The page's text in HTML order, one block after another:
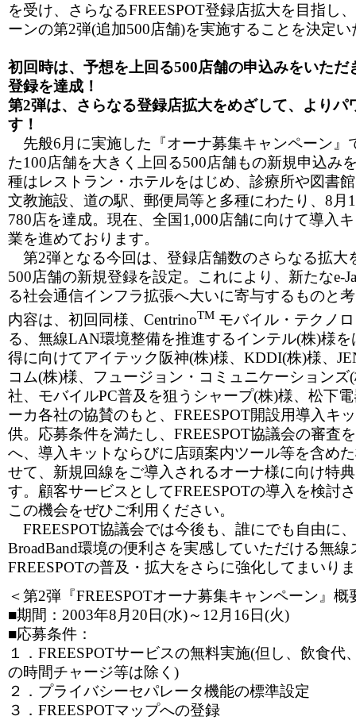
を受け、さらなるFREESPOT登録店拡大を目指し
ーンの第2弾(追加500店舗)を実施することを決定
初回時は、予想を上回る500店舗の申込みをいただ
登録を達成！
第2弾は、さらなる登録店拡大をめざして、よりパ
す！
先般6月に実施した『オーナ募集キャンペーン』
た100店舗を大きく上回る500店舗もの新規申込み
種はレストラン・ホテルをはじめ、診療所や図書
文教施設、道の駅、郵便局等と多種にわたり、8月
780店を達成。現在、全国1,000店舗に向けて導入
業を進めております。
第2弾となる今回は、登録店舗数のさらなる拡大
500店舗の新規登録を設定。これにより、新たなe-
る社会通信インフラ拡張へ大いに寄与するものと
内容は、初回同様、CentrinoTM モバイル・テクノ
る、無線LAN環境整備を推進するインテル(株)様
得に向けてアイテック阪神(株)様、KDDI(株)様、
コム(株)様、フュージョン・コミュニケーション
社、モバイルPC普及を狙うシャープ(株)様、松下
ーカ各社の協賛のもと、FREESPOT開設用導入キ
供。応募条件を満たし、FREESPOT協議会の審査
へ、導入キットならびに店頭案内ツール等を含め
せて、新規回線をご導入されるオーナ様に向け特
す。顧客サービスとしてFREESPOTの導入を検討
この機会をぜひご利用ください。
FREESPOT協議会では今後も、誰にでも自由に
BroadBand環境の便利さを実感していただける無
FREESPOTの普及・拡大をさらに強化してまいり
＜第2弾『FREESPOTオーナ募集キャンペーン』概
■期間：2003年8月20日(水)～12月16日(火)
■応募条件：
１．FREESPOTサービスの無料実施(但し、飲食代
の時間チャージ等は除く)
２．プライバシーセパレータ機能の標準設定
３．FREESPOTマップへの登録